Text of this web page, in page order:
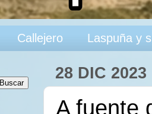
Callejero Laspuña y
28 DIC 2023
A fuente